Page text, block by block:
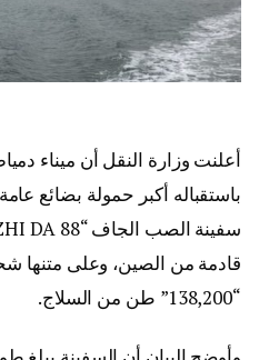
أعلنت وزارة النقل أن ميناء
باستقباله أكبر حمولة بضائع
قادمة من الصين، وعلى متنها
“138,200” طن من السلاج.